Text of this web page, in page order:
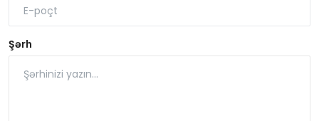
Şərh